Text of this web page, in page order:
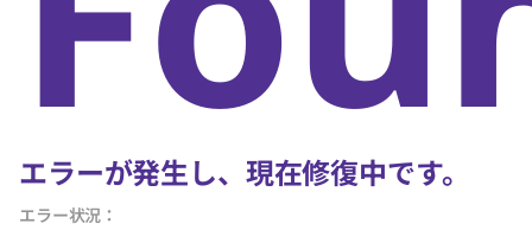
エラーが発生し、現在修復中です。
エラー状況：